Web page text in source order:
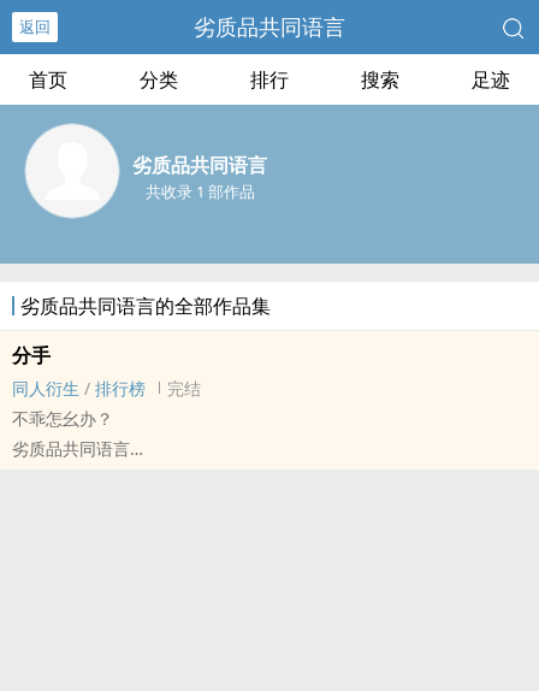
返回 劣质品共同语言
首页 分类 排行 搜索 足迹
劣质品共同语言
共收录 1 部作品
劣质品共同语言的全部作品集
分手
‍同‌人‌‎衍生 / 排行榜
完结
不乖怎幺办？
劣质品共同语言